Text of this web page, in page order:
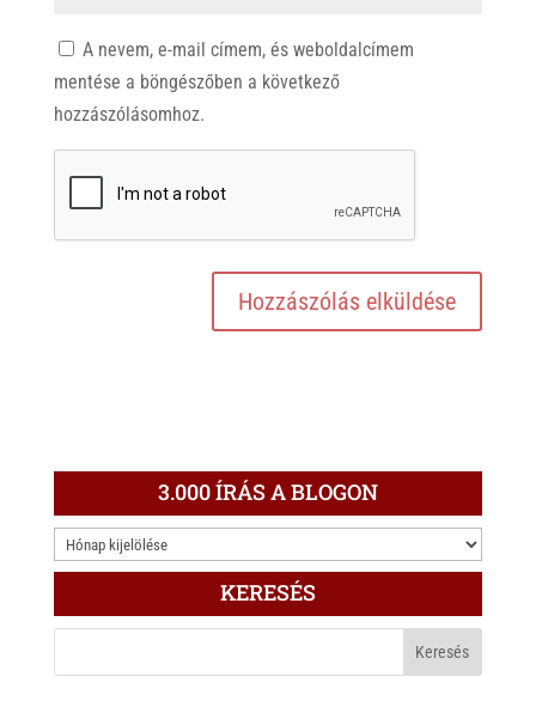
A nevem, e-mail címem, és weboldalcímem
mentése a böngészőben a következő
hozzászólásomhoz.
3.000 ÍRÁS A BLOGON
3.000
ÍRÁS
KERESÉS